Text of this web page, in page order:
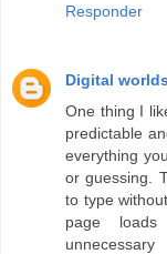
Responder
Digital worlds
One thing I
predictable
everything
or guessing.
to type
page loads